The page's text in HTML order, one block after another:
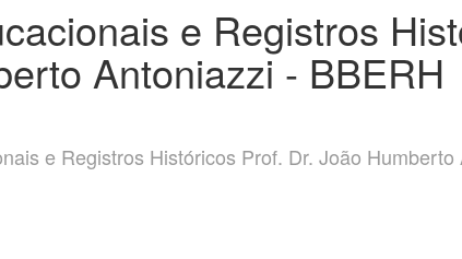
e Registros
Antoniazzi - BBERH
e Registros Históricos Prof. Dr. João Humberto